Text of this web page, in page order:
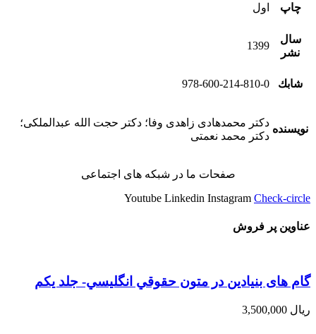
چاپ اول
سال
نشر
1399
شابك 978-600-214-810-0
نویسنده
دکتر محمدهادی زاهدی وفا؛ دکتر حجت الله عبدالملکی؛
دکتر محمد نعمتی
صفحات ما در شبکه های اجتماعی
Youtube Linkedin Instagram Check-circle
عناوین پر فروش
گام های بنیادین در متون حقوقي انگليسي- جلد يكم
ریال